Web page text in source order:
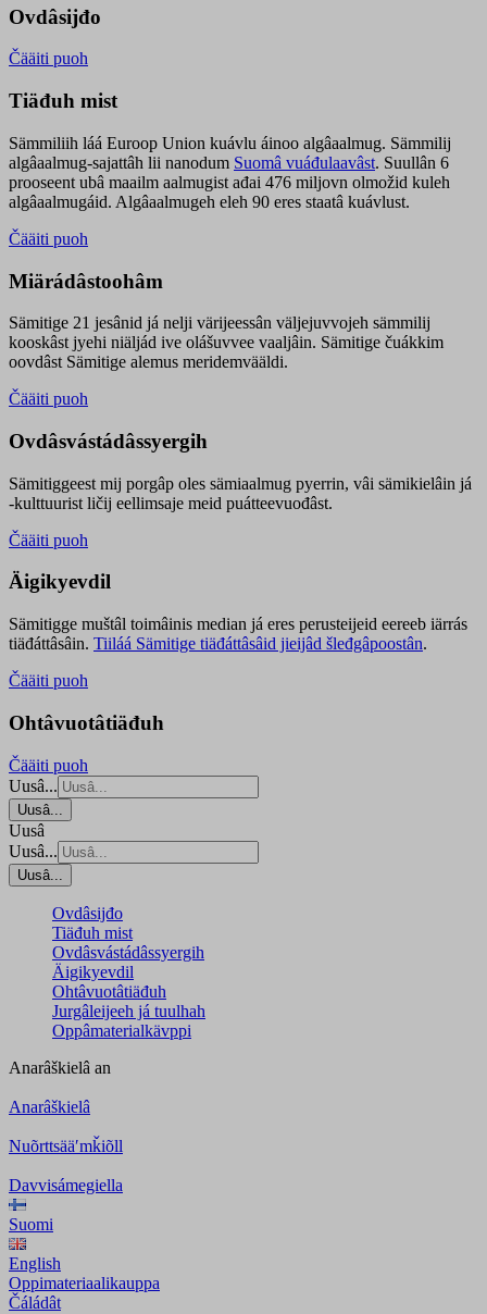
Ovdâsijđo
Čääiti puoh
Tiäđuh mist
Sämmiliih láá Euroop Union kuávlu áinoo algâaalmug. Sämmilij
algâaalmug-sajattâh lii nanodum Suomâ vuáđulaavâst. Suullân 6
prooseent ubâ maailm aalmugist ađai 476 miljovn olmožid kuleh
algâaalmugáid. Algâaalmugeh eleh 90 eres staatâ kuávlust.
Čääiti puoh
Miärádâstoohâm
Sämitige 21 jesânid já nelji värijeessân väljejuvvojeh sämmilij
kooskâst jyehi niäljád ive olášuvvee vaaljâin. Sämitige čuákkim
oovdâst Sämitige alemus meridemvääldi.
Čääiti puoh
Ovdâsvástádâssyergih
Sämitiggeest mij porgâp oles sämiaalmug pyerrin, vâi sämikielâin já
-kulttuurist ličij eellimsaje meid puátteevuođâst.
Čääiti puoh
Äigikyevdil
Sämitigge muštâl toimâinis median já eres perusteijeid eereeb iärrás
tiäđáttâsâin. Tiiláá Sämitige tiäđáttâsâid jieijâd šleđgâpoostân.
Čääiti puoh
Ohtâvuotâtiäđuh
Čääiti puoh
Uusâ...
Uusâ...
Uusâ
Uusâ...
Uusâ...
Ovdâsijđo
Tiäđuh mist
Ovdâsvástádâssyergih
Äigikyevdil
Ohtâvuotâtiäđuh
Jurgâleijeeh já tuulhah
Oppâmaterialkävppi
Anarâškielâ an
Anarâškielâ
Nuõrttsääʹmǩiõll
Davvisámegiella
Suomi
English
Oppimateriaalikauppa
Čáládât